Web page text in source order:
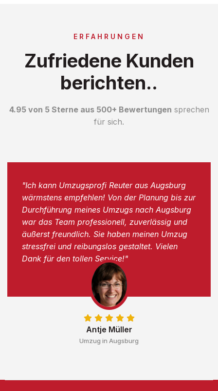
ERFAHRUNGEN
Zufriedene Kunden
berichten..
4.95 von 5 Sterne aus 500+ Bewertungen sprechen
für sich.
Antje Müller
Umzug in Augsburg
"Ich kann Umzugsprofi Reuter aus Augsburg
wärmstens empfehlen! Von der Planung bis zur
Durchführung meines Umzugs nach Augsburg
war das Team professionell, zuverlässig und
äußerst freundlich. Sie haben meinen Umzug
stressfrei und reibungslos gestaltet. Vielen
Dank für den tollen Service!"